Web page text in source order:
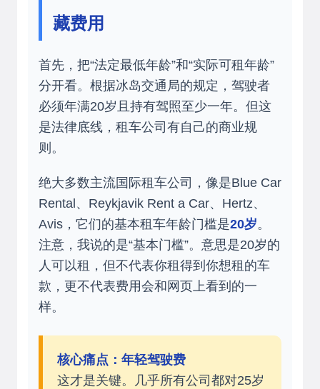
藏费用
首先，把“法定最低年龄”和“实际可租年龄”
分开看。根据冰岛交通局的规定，驾驶者
必须年满20岁且持有驾照至少一年。但这
是法律底线，租车公司有自己的商业规
则。
绝大多数主流国际租车公司，像是Blue Car
Rental、Reykjavik Rent a Car、Hertz、
Avis，它们的基本租车年龄门槛是20岁。
注意，我说的是“基本门槛”。意思是20岁的
人可以租，但不代表你租得到你想租的车
款，更不代表费用会和网页上看到的一
样。
核心痛点：年轻驾驶费
这才是关键。几乎所有公司都对25岁